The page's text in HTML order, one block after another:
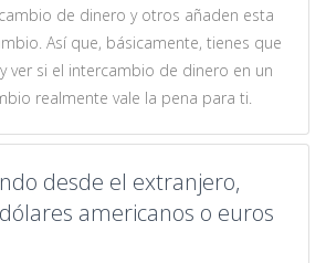
de dinero y otros añaden esta
Así que, básicamente, tienes que
ver si el intercambio de dinero en un
realmente vale la pena para ti.
desde el extranjero,
americanos o euros